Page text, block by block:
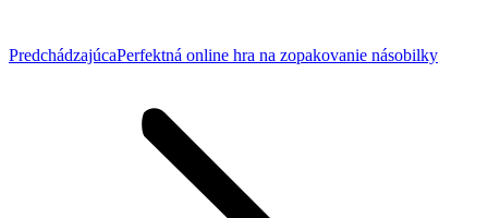
PredchádzajúcaPrevious
Perfektná online hra na zopakovanie násobilky